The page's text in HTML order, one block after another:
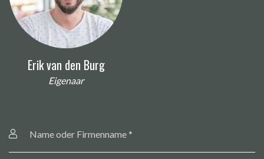
Erik van den Burg
Eigenaar
oder